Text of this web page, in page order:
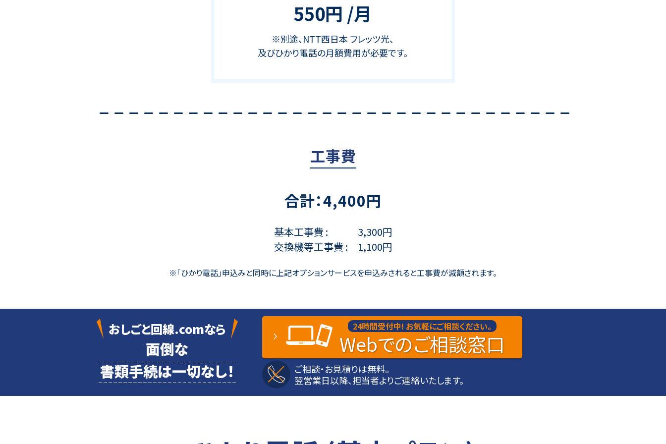
550円 /月
※別途、NTT西日本 フレッツ光、
及びひかり電話の月額費用が必要です。
工事費
合計：4,400円
基本工事費
3,300円
交換機等工事費
1,100円
※「ひかり電話」申込みと同時に上記オプションサービスを申込みされると工事費が減額されます。
おしごと回線.comなら
面倒な
書類手続は一切なし！
24時間受付中! お気軽にご相談ください。
Webでのご相談窓口
ご相談・お見積りは無料。
翌営業日以降、担当者よりご連絡いたします。